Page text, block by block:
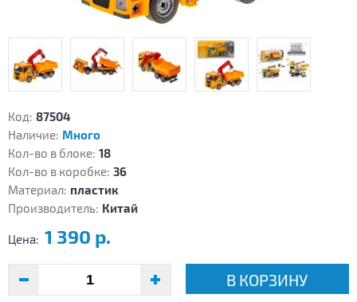
Код: 87504
Наличие: Много
Кол-во в блоке: 18
Кол-во в коробке: 36
Материал: пластик
Производитель: Китай
Цена: 1 390 р.
В КОРЗИНУ